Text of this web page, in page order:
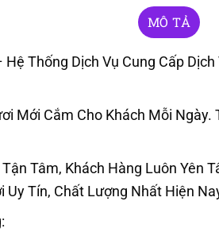
MÔ TẢ
Thống Dịch Vụ Cung Cấp
Mới Cắm Cho Khách Mỗi
Tâm, Khách Hàng Luôn Yên
Uy Tín, Chất Lượng Nhất Hiện